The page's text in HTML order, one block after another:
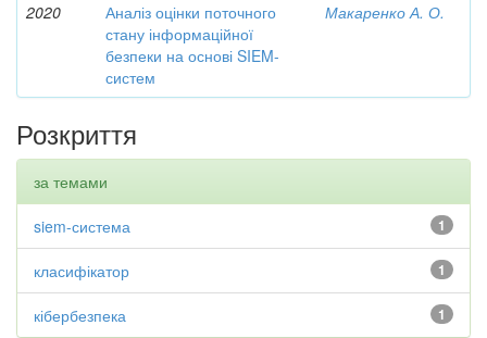
2020
Аналіз оцінки поточного
стану інформаційної
безпеки на основі SIEM-
систем
Макаренко А. О.
Розкриття
за темами
1
siem-система
1
класифікатор
1
кібербезпека